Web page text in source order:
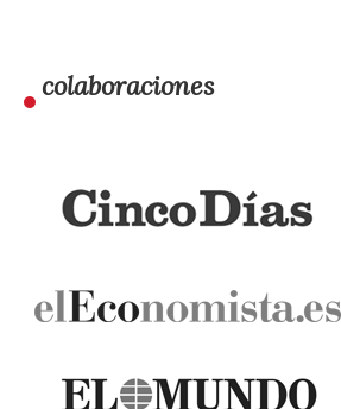
colaboraciones